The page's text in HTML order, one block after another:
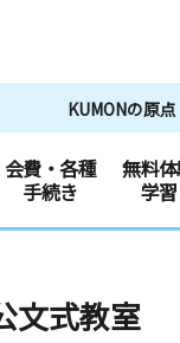
KUMONの原点
会費・各種
手続き
無料
学習
文式教室